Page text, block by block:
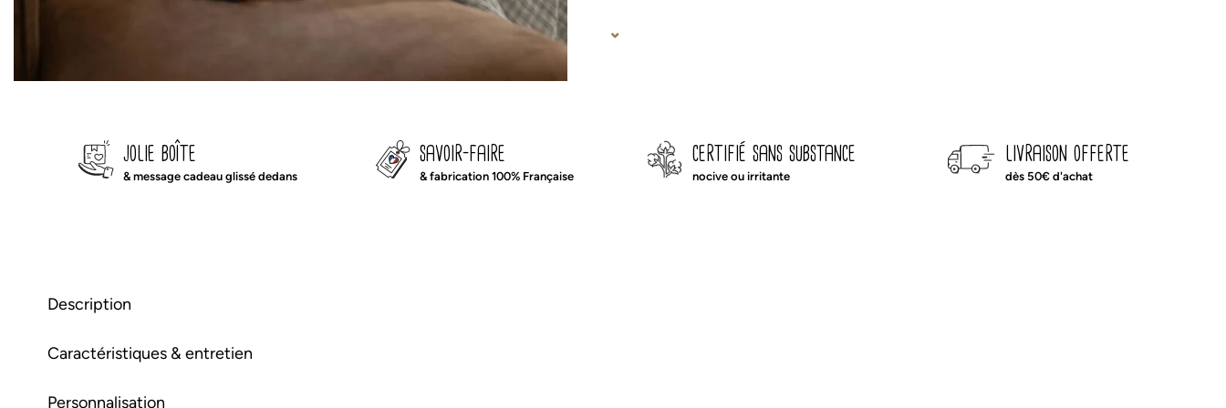
jolie boîte
& message cadeau glissé dedans
savoir-faire
& fabrication 100% Française
certifié sans substance
nocive ou irritante
livraison offerte
dès 50€ d'achat
Description
notre plaid xxl pour profiter de moments de
Caractéristiques & entretien
Personnalisation